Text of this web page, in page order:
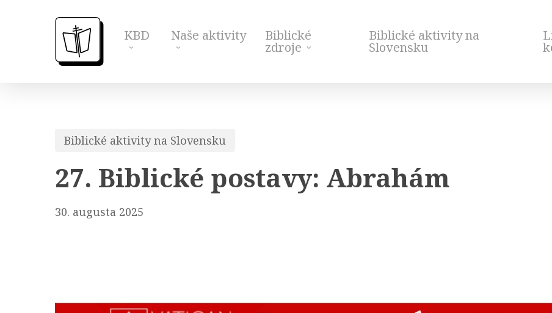
KBD Naše aktivity Biblické
zdroje
Biblické aktivity na
Slovensku
Biblické aktivity na Slovensku
27. Biblické postavy: Abrahám
30. augusta 2025